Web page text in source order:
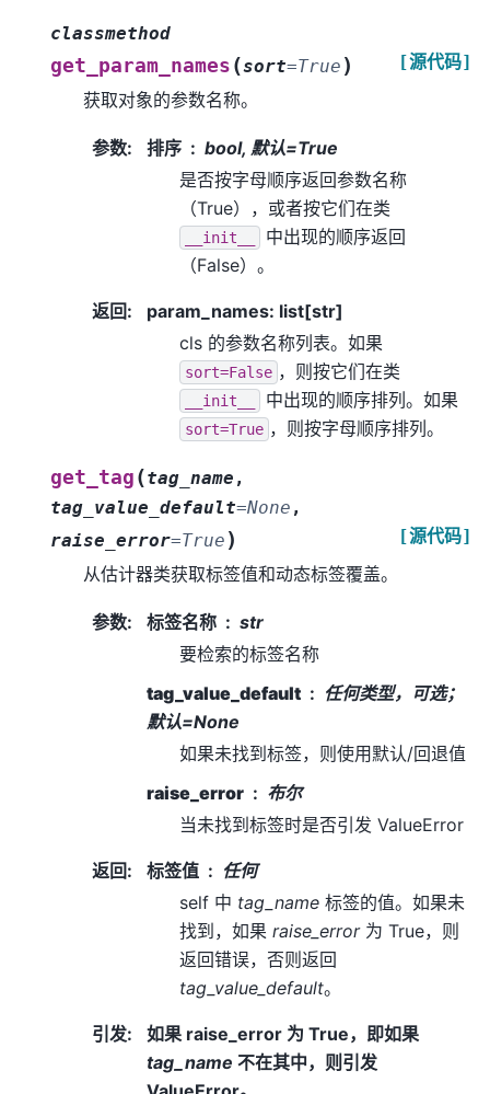
classmethod
get_param_names (sort=True ) [源代码]
获取对象的参数名称。
参数: 排序
bool, 默认=True
是否按字母顺序返回参数名称
（True），或者按它们在类
__init__
中出现的顺序返回
（False）。
返回:
param_names: list[str]
cls 的参数名称列表。如果
sort=False ，则按它们在类
__init__ 中出现的顺序排列。如果
sort=True ，则按字母顺序排列。
get_tag (tag_name ,
tag_value_default=None ,
raise_error=True ) [源代码]
从估计器类获取标签值和动态标签覆盖。
参数: 标签名称
str
要检索的标签名称
tag_value_default
任何类型，可选；
默认=None
如果未找到标签，则使用默认/回退值
raise_error
布尔
当未找到标签时是否引发 ValueError
返回: 标签值
任何
self 中 tag_name 标签的值。如果未
找到，如果 raise_error为 True，则
返回错误，否则返回
tag_value_default。
引发:
如果 raise_error 为 True，即如果
tag_name 不在其中，则引发